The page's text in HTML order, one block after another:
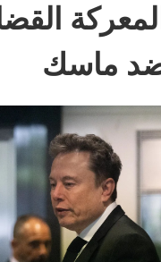
ضد ماسك